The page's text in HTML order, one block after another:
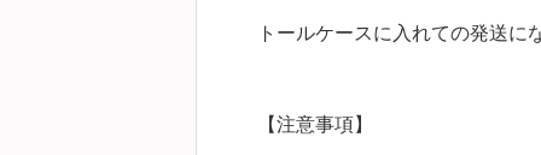
トールケースに入れての発送に
【注意事項】